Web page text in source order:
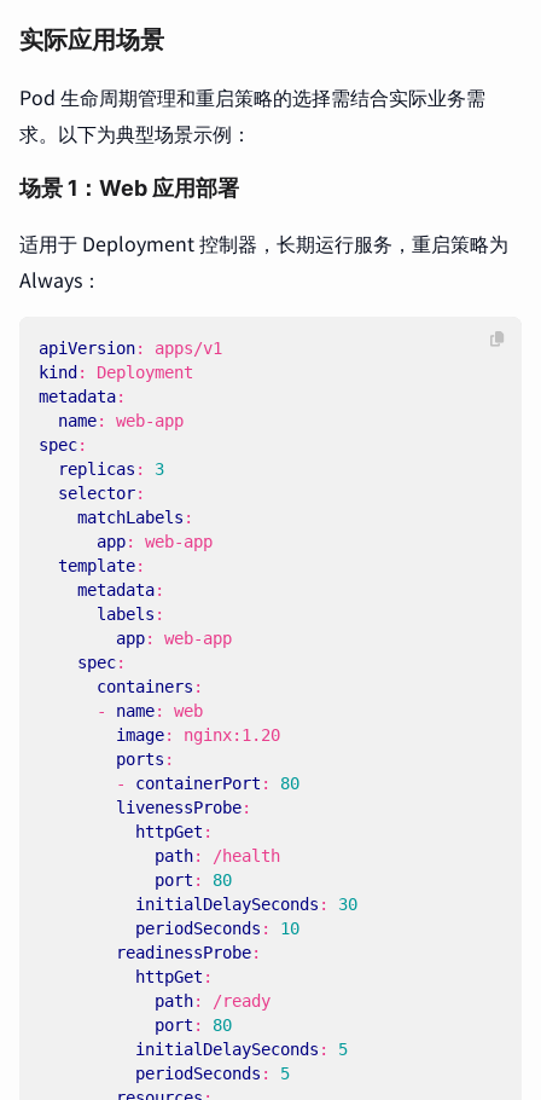
实际应用场景
Pod 生命周期管理和重启策略的选择需结合实际业务需
求。以下为典型场景示例：
场景 1：Web 应用部署
适用于 Deployment 控制器，长期运行服务，重启策略为
Always：
apiVersion:
apps/v1
kind :
Deployment
metadata:
name:
web-app
spec:
replicas :
3
selector:
matchLabels :
app:
web-app
template:
metadata:
labels :
app:
web-app
spec:
containers :
- name:
web
image:
nginx:1.20
ports :
- containerPort :
80
livenessProbe:
httpGet :
path:
/health
port :
80
initialDelaySeconds :
30
periodSeconds :
10
readinessProbe:
httpGet :
path:
/ready
port :
80
initialDelaySeconds :
5
periodSeconds :
5